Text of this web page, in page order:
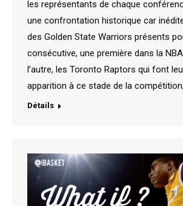
les représentants de chaque
une confrontation historique car
des Golden State Warriors présents
consécutive, une première dans la
l’autre, les Toronto Raptors qui font
apparition à ce stade de la
Détails